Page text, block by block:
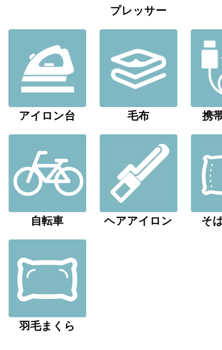
プレッサー
アイロン台 毛布 携
自転車 ヘアアイロン そ
羽毛まくら